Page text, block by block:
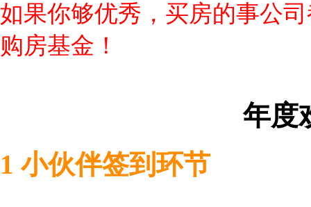
如果你够优秀，买房的事公
购房基金！
年度
1 小伙伴签到环节